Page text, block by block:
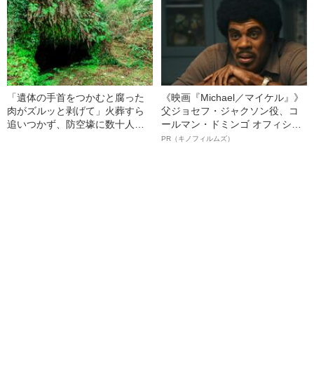
活
「遺体の手首をつかむと腐った
肉がズルッと剥げて」火葬すら
追いつかず、防空壕に数十人
《映画『Michael／マイケル』》
父ジョセフ・ジャクソン役、コ
ールマン・ドミンゴ オフィシャ
ルインタビュー“観客を魅了した
PR（キノフィルムズ）